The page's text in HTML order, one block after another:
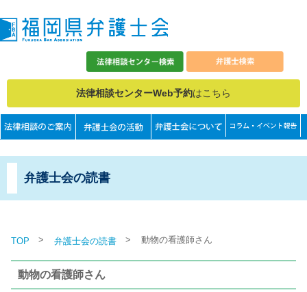
法律相談センターWeb予約はこちら
弁護士会の読書
TOP > 弁護士会の読書 > 動物の看護師さん
動物の看護師さん